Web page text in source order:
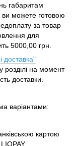
габаритам
можете готовою
за товар
для
5000,00 грн.
доставка"
розділі на момент
доставки.
варіантами:
картою